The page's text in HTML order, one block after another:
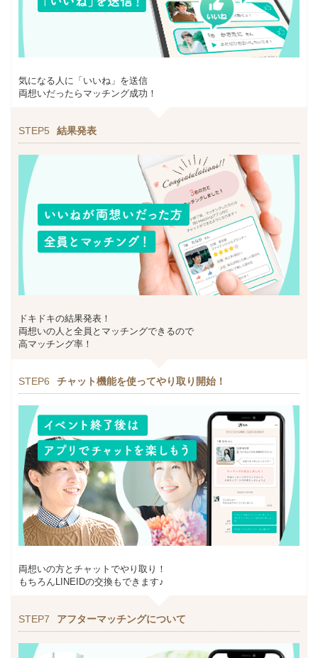
気になる人に「いいね」を送信
両想いだったらマッチング成功！
STEP5 結果発表
ドキドキの結果発表！
両想いの人と全員とマッチングできるので
高マッチング率！
STEP6 チャット機能を使ってやり取り開始！
両想いの方とチャットでやり取り！
もちろんLINEIDの交換もできます♪
STEP7 アフターマッチングについて